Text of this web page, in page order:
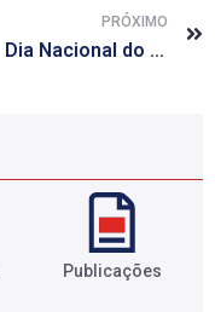
PRÓXIMO
Dia Nacional do Doador de Sangue
Publicações